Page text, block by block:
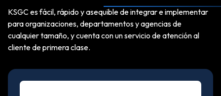
KSGC es fácil, rápido y asequible de integrar e implementar
para organizaciones, departamentos y agencias de
cualquier tamaño, y cuenta con un servicio de atención al
cliente de primera clase.